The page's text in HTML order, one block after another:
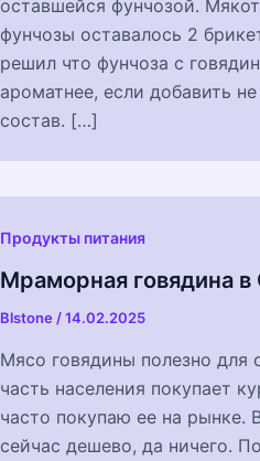
оставшейся фунчозой.
фунчозы оставалось 2
решил что фунчоза с
ароматнее, если добавить
состав. […]
Продукты питания
Мраморная говядина
Blstone /14.02.2025
Мясо говядины полезно для
часть населения покупает
часто покупаю ее на рынке.
сейчас дешево, да ничего.